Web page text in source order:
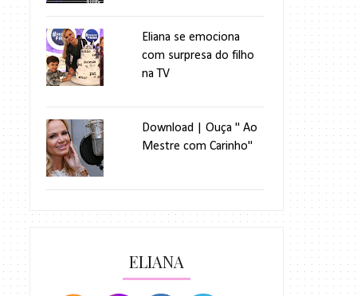
Eliana se emociona
com surpresa do filho
na TV
Download | Ouça " Ao
Mestre com Carinho"
ELIANA